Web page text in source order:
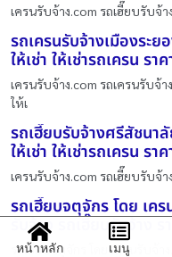
เครนรับจ้าง.com รถเฮี๊ยบรับจ้
รถเครนรับจ้างเมืองระย
ให้เช่า ให้เช่ารถเครน รา
เครนรับจ้าง.com รถเครนรับจ้า
ให้เ
รถเฮี๊ยบรับจ้างศรีสัชนา
ให้เช่า ให้เช่ารถเครน รา
เครนรับจ้าง.com รถเฮี๊ยบรับจ้
รถเฮี๊ยบจตุจักร โดย เค
รับจ้าง รถเฮี๊ยบรับจ้าง ร
รถเฮี๊ยบจตุจักร โดย เครนรับจ้า
หน้าหลัก เมนู